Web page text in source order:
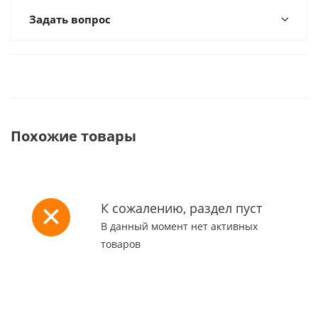
Задать вопрос
Похожие товары
К сожалению, раздел пуст
В данный момент нет активных
товаров